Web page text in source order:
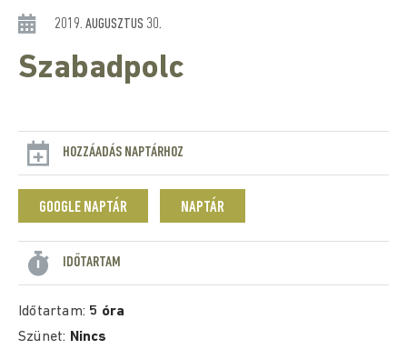
2019. AUGUSZTUS 30.
Szabadpolc
HOZZÁADÁS NAPTÁRHOZ
GOOGLE NAPTÁR NAPTÁR
IDŐTARTAM
Időtartam: 5 óra
Szünet: Nincs